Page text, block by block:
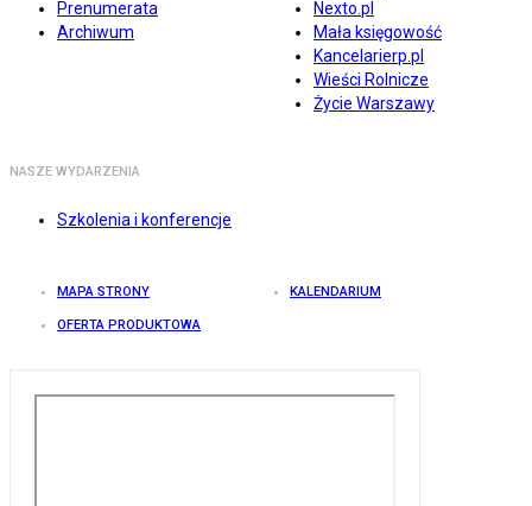
Prenumerata
Archiwum
Nexto.pl
Mała księgowość
Kancelarierp.pl
Wieści Rolnicze
Życie Warszawy
NASZE WYDARZENIA
Szkolenia i konferencje
MAPA STRONY KALENDARIUM
OFERTA PRODUKTOWA